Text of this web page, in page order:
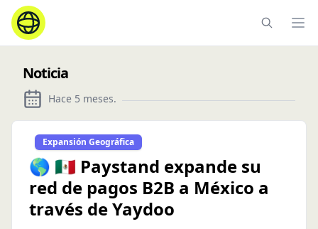
Noticia
Hace 5 meses.
Expansión Geográfica
🌎 🇲🇽 Paystand expande su
red de pagos B2B a México a
través de Yaydoo